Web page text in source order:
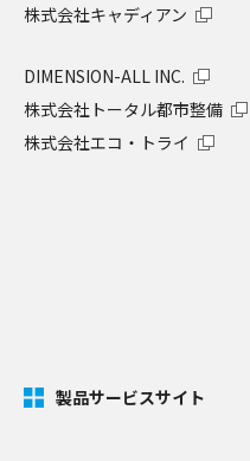
株式会社キャディアン
DIMENSION-ALL INC.
株式会社トータル都市整備
株式会社エコ・トライ
製品サービスサイト